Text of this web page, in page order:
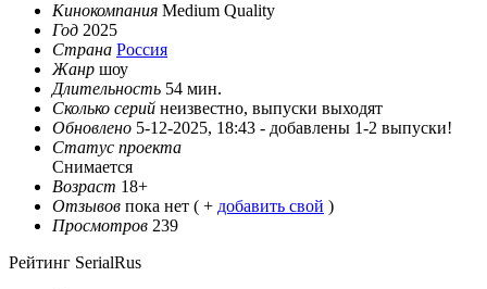
Кинокомпания Medium Quality
Год 2025
Страна Россия
Жанр шоу
Длительность 54 мин.
Сколько серий неизвестно, выпуски выходят
Обновлено 5-12-2025, 18:43 - добавлены 1-2 выпуски!
Статус проекта
Снимается
Возраст 18+
Отзывов пока нет ( + добавить свой )
Просмотров 239
Рейтинг SerialRus